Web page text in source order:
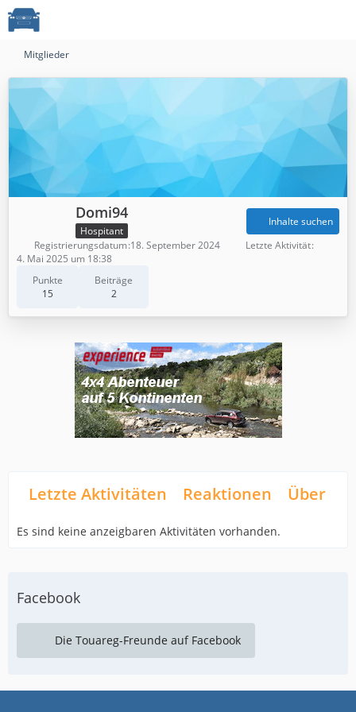
Mitglieder
Domi94
Hospitant
Punkte
15
Beiträge
2
Inhalte suchen
Registrierungsdatum 18. September 2024
Letzte Aktivität
4. Mai 2025 um 18:38
Letzte Aktivitäten Reaktionen Über
Es sind keine anzeigbaren Aktivitäten vorhanden.
Facebook
Die Touareg-Freunde auf Facebook